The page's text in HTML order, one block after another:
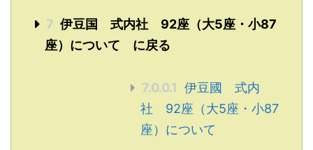
7 伊豆国 式内社 92座（大5座・小87
座）について に戻る
7.0.0.1 伊豆國 式内
社 92座（大5座・小87
座）について